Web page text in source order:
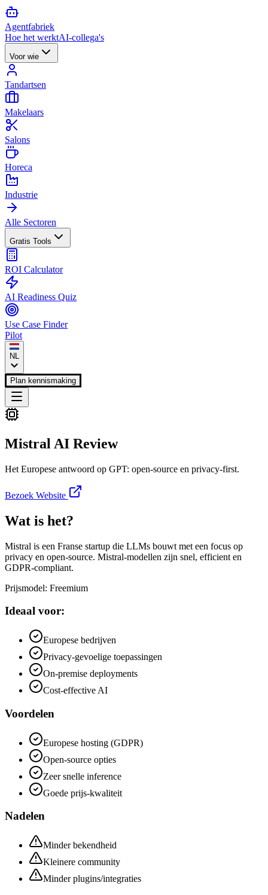
Agentfabriek
Hoe het werktAI-collega's
Voor wie
Tandartsen
Makelaars
Salons
Horeca
Industrie
Alle Sectoren
Gratis Tools
ROI Calculator
AI Readiness Quiz
Use Case Finder
Pilot
NL
Plan kennismaking
Mistral AI Review
Het Europese antwoord op GPT: open-source en privacy-first.
Bezoek Website
Wat is het?
Mistral is een Franse startup die LLMs bouwt met een focus op
privacy en open-source. Mistral-modellen zijn snel, efficient en
GDPR-compliant.
Prijsmodel: Freemium
Ideaal voor:
Europese bedrijven
Privacy-gevoelige toepassingen
On-premise deployments
Cost-effective AI
Voordelen
Europese hosting (GDPR)
Open-source opties
Zeer snelle inference
Goede prijs-kwaliteit
Nadelen
Minder bekendheid
Kleinere community
Minder plugins/integraties